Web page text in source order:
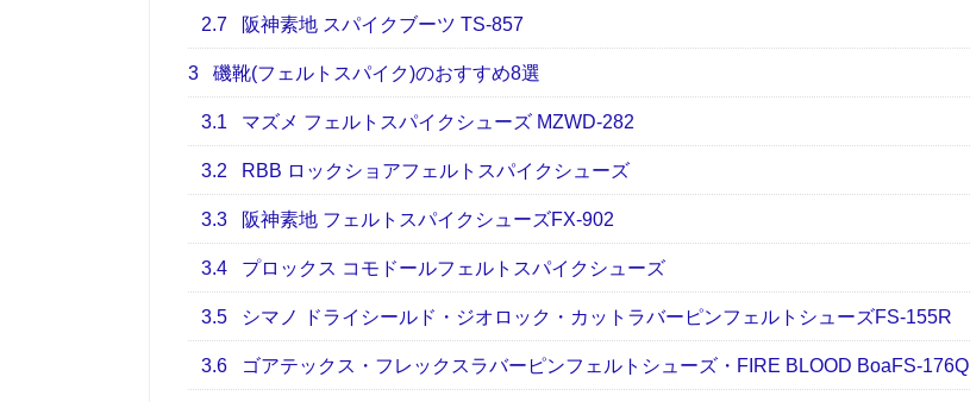
2.7 阪神素地 スパイクブーツ TS-857
3 磯靴(フェルトスパイク)のおすすめ8選
3.1 マズメ フェルトスパイクシューズ MZWD-282
3.2 RBB ロックショアフェルトスパイクシューズ
3.3 阪神素地 フェルトスパイクシューズFX-902
3.4 プロックス コモドールフェルトスパイクシューズ
3.5 シマノ ドライシールド・ジオロック・カットラバーピンフェルトシューズFS-155R
3.6 ゴアテックス・フレックスラバーピンフェルトシューズ・FIRE BLOOD BoaFS-176Q